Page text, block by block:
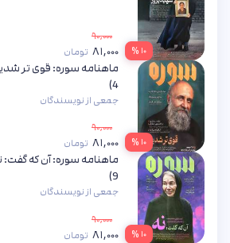
۱۰ %
۹۰,۰۰۰
۸۱,۰۰۰ تومان
۱۰ %
4)
جمعی از نویسندگان
۹۰,۰۰۰
۸۱,۰۰۰ تومان
۱۰ %
9)
جمعی از نویسندگان
۹۰,۰۰۰
۸۱,۰۰۰ تومان